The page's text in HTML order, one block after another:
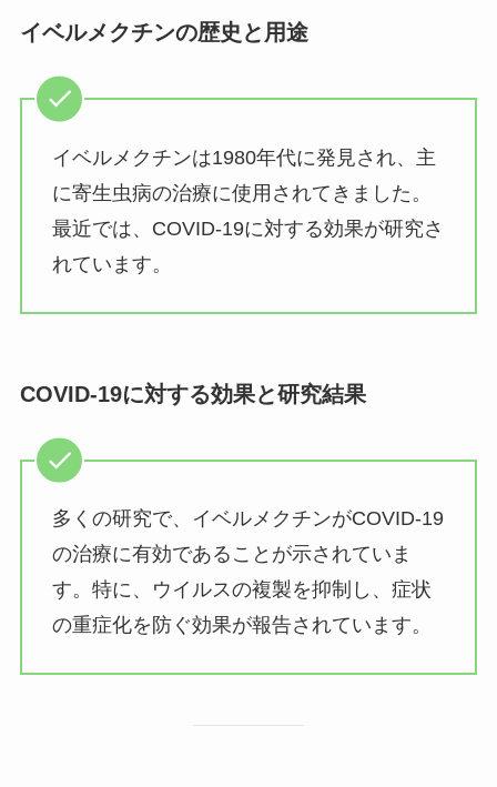
イベルメクチンの歴史と用途
イベルメクチンは1980年代に発見され、主
に寄生虫病の治療に使用されてきました。
最近では、COVID-19に対する効果が研究さ
れています。
COVID-19に対する効果と研究結果
多くの研究で、イベルメクチンがCOVID-19
の治療に有効であることが示されていま
す。特に、ウイルスの複製を抑制し、症状
の重症化を防ぐ効果が報告されています。